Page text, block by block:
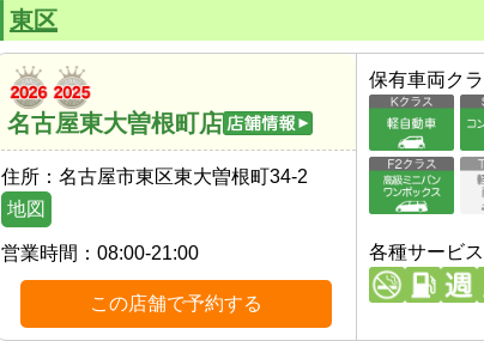
東区
名古屋東大曽根町店
住所： 名古屋市東区東大曽根町34-2
地図
営業時間： 08:00-21:00
この店舗で予約する
保有車両ク
各種サービス